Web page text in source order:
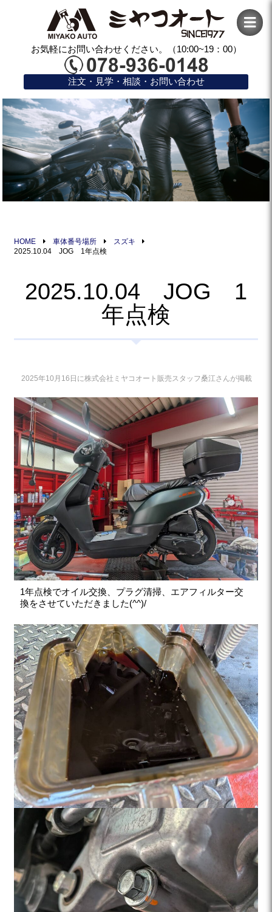
お気軽にお問い合わせください。（10:00~19：00）
注文・見学・相談・お問い合わせ
HOME 車体番号場所
スズキ
2025.10.04 JOG 1年点検
2025.10.04 JOG 1
年点検
2025年10月16日に株式会社ミヤコオート販売スタッフ桑江さんが掲載
1年点検でオイル交換、プラグ清掃、エアフィルター交
換をさせていただきました(^^)/